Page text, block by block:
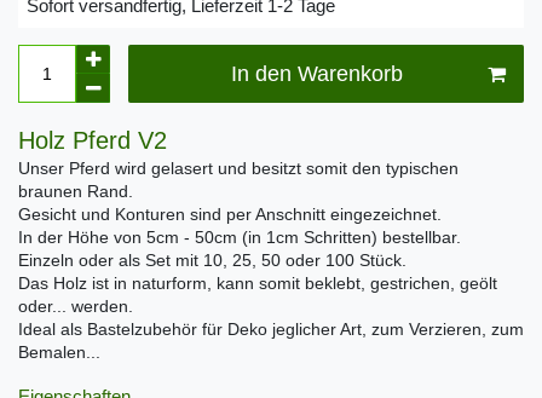
Sofort versandfertig, Lieferzeit 1-2 Tage
In den Warenkorb
Holz Pferd V2
Unser Pferd wird gelasert und besitzt somit den typischen
braunen Rand.
Gesicht und Konturen sind per Anschnitt eingezeichnet.
In der Höhe von 5cm - 50cm (in 1cm Schritten) bestellbar.
Einzeln oder als Set mit 10, 25, 50 oder 100 Stück.
Das Holz ist in naturform, kann somit beklebt, gestrichen, geölt
oder... werden.
Ideal als Bastelzubehör für Deko jeglicher Art, zum Verzieren, zum
Bemalen...